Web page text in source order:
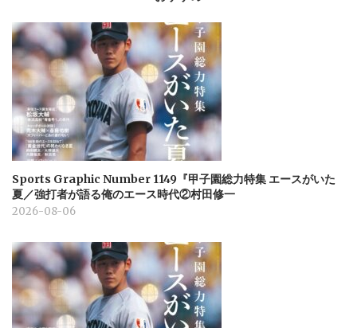
Sports Graphic Number 1149『甲子園総力特集 エースがいた
夏／強打者が語る俺のエース時代②村田修一
2026-08-06